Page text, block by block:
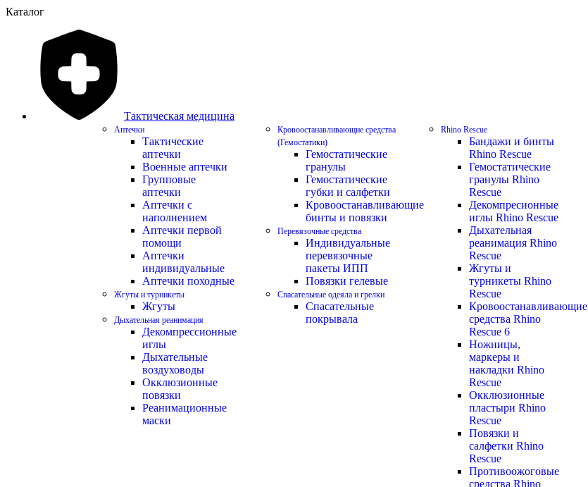
Каталог
Тактическая медицина
Аптечки
Тактические
аптечки
Военные аптечки
Групповые
аптечки
Аптечки с
наполнением
Аптечки первой
помощи
Аптечки
индивидуальные
Аптечки походные
Жгуты и турникеты
Жгуты
Дыхательная реанимация
Декомпрессионные
иглы
Дыхательные
воздуховоды
Окклюзионные
повязки
Реанимационные
маски
Кровоостанавливающие средства
(Гемостатики)
Гемостатические
гранулы
Гемостатические
губки и салфетки
Кровоостанавливающие
бинты и повязки
Перевязочные средства
Индивидуальные
перевязочные
пакеты ИПП
Повязки гелевые
Спасательные одеяла и грелки
Спасательные
покрывала
Rhino Rescue
Бандажи и бинты
Rhino Rescue
Гемостатические
гранулы Rhino
Rescue
Декомпресионные
иглы Rhino Rescue
Дыхательная
реанимация Rhino
Rescue
Жгуты и
турникеты Rhino
Rescue
Кровоостанавливающие
средства Rhino
Rescue 6
Ножницы,
маркеры и
накладки Rhino
Rescue
Окклюзионные
пластыри Rhino
Rescue
Повязки и
салфетки Rhino
Rescue
Противоожоговые
средства Rhino